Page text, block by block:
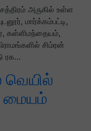
அருகில் உள்ள
மார்க்கம்பட்டி,
கள்ளிமந்தையம்,
சிம்ரன்
ரக…
வெயில்
மையம்